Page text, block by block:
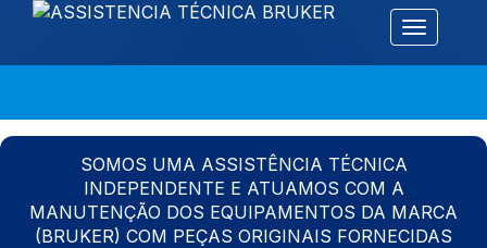
Alternar
SOMOS UMA ASSISTÊNCIA TÉCNICA
INDEPENDENTE E ATUAMOS COM A
MANUTENÇÃO DOS EQUIPAMENTOS DA MARCA
(BRUKER) COM PEÇAS ORIGINAIS FORNECIDAS